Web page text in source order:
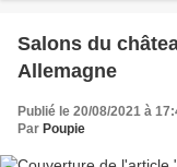
Salons du
Allemagne
Publié le 20/08/2021 à
Par Poupie